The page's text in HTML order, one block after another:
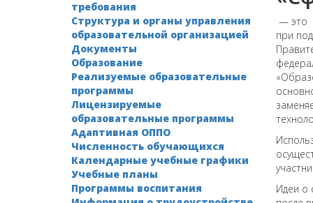
требования
Структура и органы управления
образовательной организацией
Документы
Образование
Реализуемые образовательные
программы
Лицензируемые
образовательные программы
Адаптивная ОППО
Численность обучающихся
Календарные учебные графики
Учебные планы
Программы воспитания
— это
при
Идеи о